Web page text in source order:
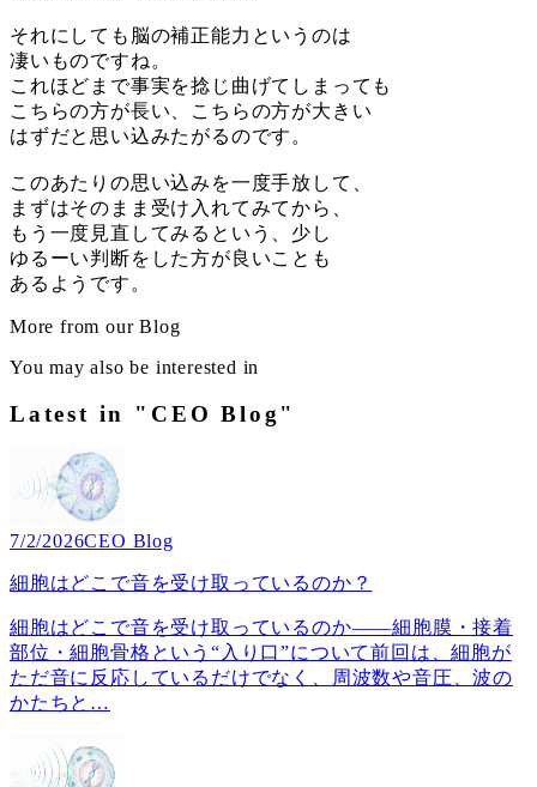
それにしても脳の補正能力というのは
凄いものですね。
これほどまで事実を捻じ曲げてしまっても
こちらの方が長い、こちらの方が大きい
はずだと思い込みたがるのです。
このあたりの思い込みを一度手放して、
まずはそのまま受け入れてみてから、
もう一度見直してみるという、少し
ゆるーい判断をした方が良いことも
あるようです。
More from our Blog
You may also be interested in
Latest in "CEO Blog"
7/2/2026CEO Blog
細胞はどこで音を受け取っているのか？
細胞はどこで音を受け取っているのか――細胞膜・接着
部位・細胞骨格という“入り口”について前回は、細胞が
ただ音に反応しているだけでなく、周波数や音圧、波の
かたちと …